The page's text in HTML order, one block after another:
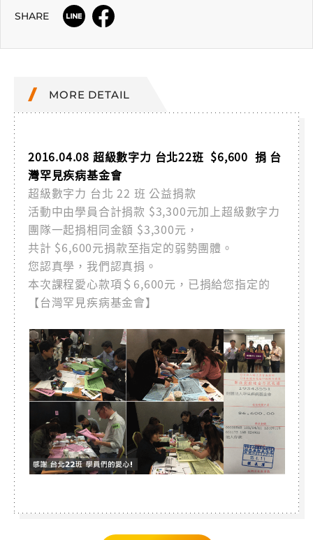
SHARE
MORE DETAIL
2016.04.08 超級數字力 台北22班 $6,600 捐 台
灣罕見疾病基金會
超級數字力 台北 22 班 公益捐款
活動中由學員合計捐款 $3,300元加上超級數字力
團隊一起捐相同金額 $3,300元，
共計 $6,600元捐款至指定的弱勢團體。
您認真學，我們認真捐。
本次課程愛心款項＄6,600元，已捐給您指定的
【台灣罕見疾病基金會】